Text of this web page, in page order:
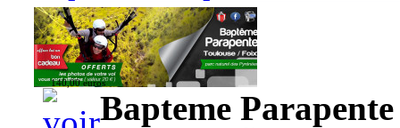
140,00 euros
Bapteme